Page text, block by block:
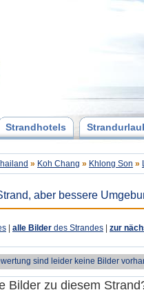
Strandhotels
» Koh Chang » Khlong Son »
aber bessere
alle Bilder des Strandes zur
sind leider keine Bilder
Bilder zu diesem